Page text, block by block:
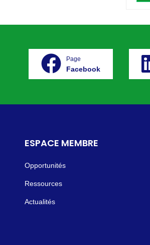
Page
Facebook
ESPACE MEMBRE
Opportunités
Ressources
Actualités